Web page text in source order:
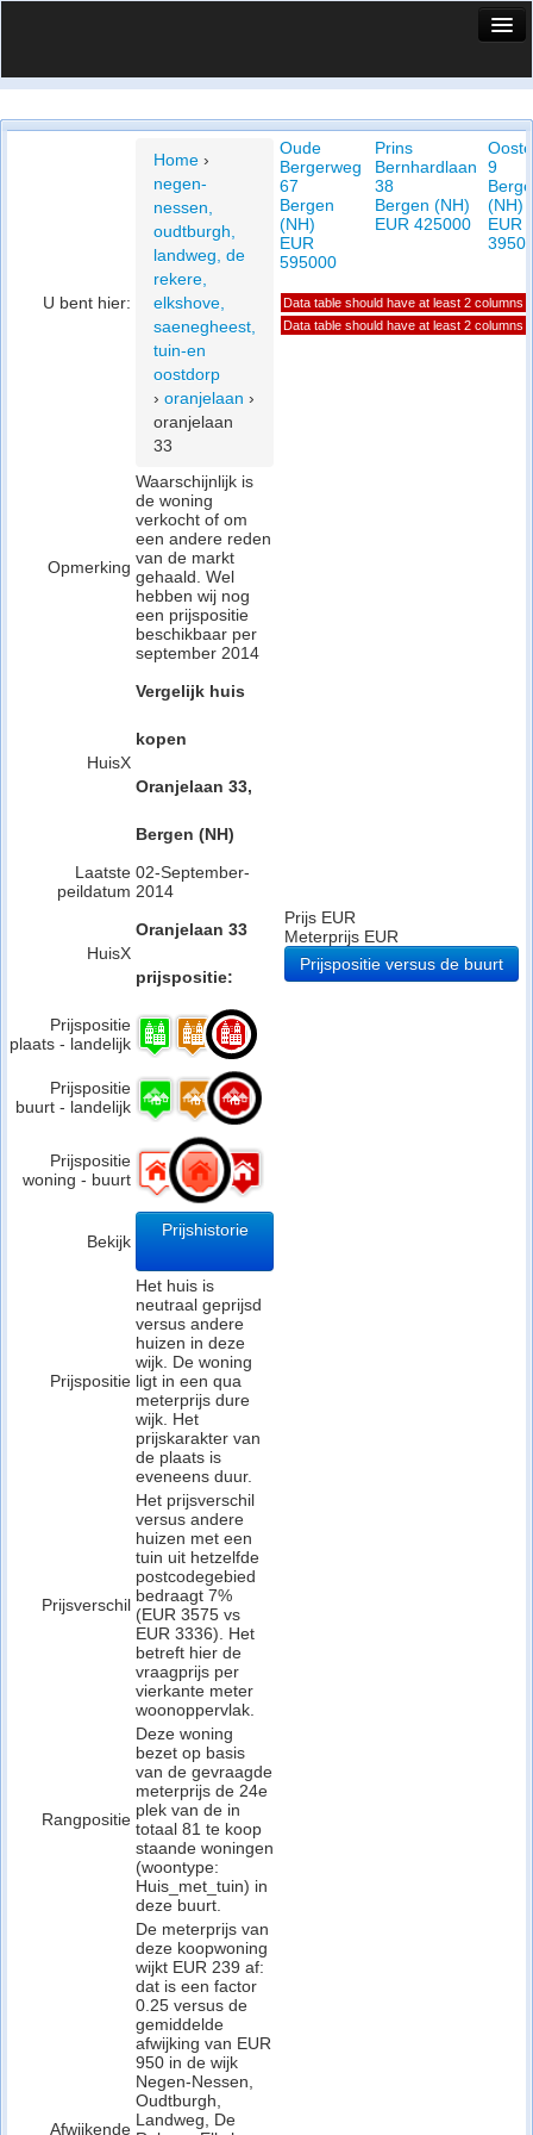
Vergelijk prijsposities - wijk
Privacy beleid
U bent hier:
Home ›
negen-
nessen,
oudtburgh,
landweg, de
rekere,
elkshove,
saenegheest,
tuin-en
oostdorp
› oranjelaan ›
oranjelaan
33
Opmerking
Waarschijnlijk is
de woning
verkocht of om
een andere reden
van de markt
gehaald. Wel
hebben wij nog
een prijspositie
beschikbaar per
september 2014
HuisX
Vergelijk huis
kopen
Oranjelaan 33,
Bergen (NH)
Laatste
peildatum
02-September-
2014
HuisX
Oranjelaan 33
prijspositie:
Prijspositie
plaats - landelijk
Prijspositie
buurt - landelijk
Prijspositie
woning - buurt
Bekijk
Prijshistorie
Prijspositie
Het huis is
neutraal geprijsd
versus andere
huizen in deze
wijk. De woning
ligt in een qua
meterprijs dure
wijk. Het
prijskarakter van
de plaats is
eveneens duur.
Prijsverschil
Het prijsverschil
versus andere
huizen met een
tuin uit hetzelfde
postcodegebied
bedraagt 7%
(EUR 3575 vs
EUR 3336). Het
betreft hier de
vraagprijs per
vierkante meter
woonoppervlak.
Rangpositie
Deze woning
bezet op basis
van de gevraagde
meterprijs de 24e
plek van de in
totaal 81 te koop
staande woningen
(woontype:
Huis_met_tuin) in
deze buurt.
Afwijkende
De meterprijs van
deze koopwoning
wijkt EUR 239 af:
dat is een factor
0.25 versus de
gemiddelde
afwijking van EUR
950 in de wijk
Negen-Nessen,
Oudtburgh,
Landweg, De
Oude
Bergerweg
67
Bergen
(NH)
EUR
595000
Prins
Bernhardlaan
38
Bergen (NH)
EUR 425000
9
(NH)
EUR
Data table should have at least 2 columns
Data table should have at least 2 columns
Prijs EUR
Meterprijs EUR
Prijspositie versus de buurt